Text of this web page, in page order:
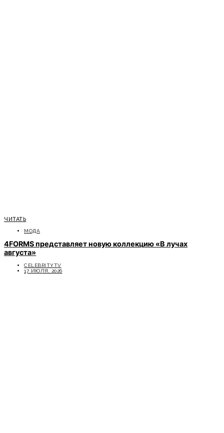
ЧИТАТЬ
МОДА
4FORMS представляет новую коллекцию «В лучах
августа»
CELEBRITYTV
17 ИЮЛЯ, 2026